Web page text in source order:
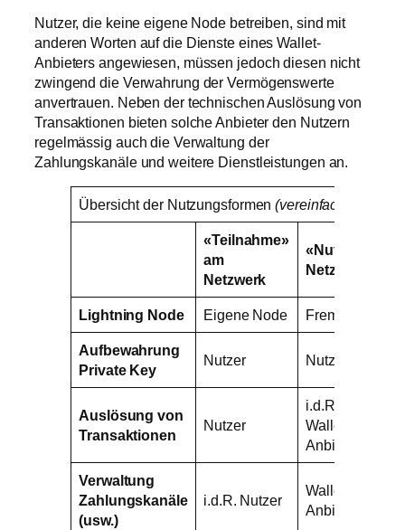
Nutzer, die keine eigene Node betreiben, sind mit
anderen Worten auf die Dienste eines Wallet-
Anbieters angewiesen, müssen jedoch diesen nicht
zwingend die Verwahrung der Vermögenswerte
anvertrauen. Neben der technischen Auslösung von
Transaktionen bieten solche Anbieter den Nutzern
regelmässig auch die Verwaltung der
Zahlungskanäle und weitere Dienstleistungen an.
Übersicht der Nutzungsformen(vereinfacht)
«Teilnahme»
am
Netzwerk
«Nutzung»
Netzwerks
Lightning Node Eigene Node Fremde Node
Aufbewahrung
Private Key
Nutzer Nutzer
Auslösung von
Transaktionen
Nutzer
i.d.R.
Wallet-
Anbieter
Verwaltung
Zahlungskanäle
(usw.)
i.d.R. Nutzer
Wallet-
Anbieter